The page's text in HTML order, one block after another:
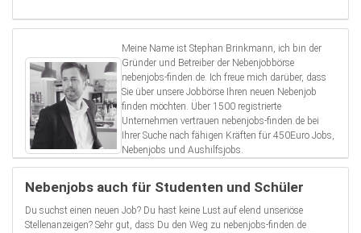
Meine Name ist Stephan Brinkmann, ich bin der
Gründer und Betreiber der Nebenjobbörse
nebenjobs-finden.de. Ich freue mich darüber, dass
Sie über unsere Jobbörse Ihren neuen Nebenjob
finden möchten. Über 1500 registrierte
Unternehmen vertrauen nebenjobs-finden.de bei
Ihrer Suche nach fähigen Kräften für 450Euro Jobs,
Nebenjobs und Aushilfsjobs.
Nebenjobs auch für Studenten und Schüler
Du suchst einen neuen Job? Du hast keine Lust auf elend unseriöse
Stellenanzeigen? Sehr gut, dass Du den Weg zu nebenjobs-finden.de